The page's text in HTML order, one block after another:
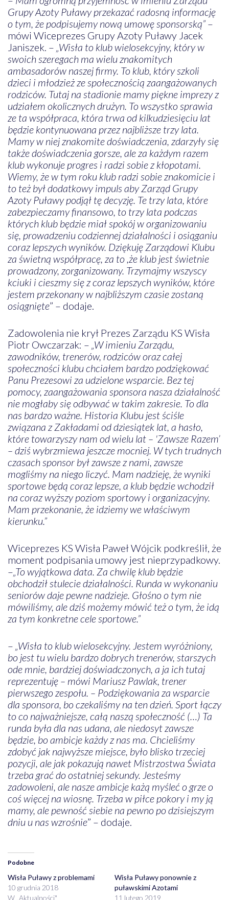
Grupy Azoty Puławy przekazać radosną informację
o tym, że podpisujemy nową umowę sponsorską”–
mówi Wiceprezes Grupy Azoty Puławy Jacek
Janiszek. – „Wisła to klub wielosekcyjny, który w
swoich szeregach ma wielu znakomitych
ambasadorów naszej firmy. To klub, który szkoli
dzieci i młodzież ze społecznością zaangażowanych
rodziców. Tutaj na stadionie mamy piękne imprezy z
udziałem okolicznych drużyn. To wszystko sprawia
ze ta współpraca, która trwa od kilkudziesięciu lat
będzie kontynuowana przez najbliższe trzy lata.
Mamy w niej znakomite doświadczenia, zdarzyły się
także doświadczenia gorsze, ale za każdym razem
klub wykonuje progres i radzi sobie z kłopotami.
Wiemy, że w tym roku klub radzi sobie znakomicie i
to też był dodatkowy impuls aby Zarząd Grupy
Azoty Puławy podjął tę decyzję. Te trzy lata, które
zabezpieczamy finansowo, to trzy lata podczas
których klub będzie miał spokój w organizowaniu
się, prowadzeniu codziennej działalności i osiąganiu
coraz lepszych wyników. Dziękuję Zarządowi Klubu
za świetną współpracę, za to ,że klub jest świetnie
prowadzony, zorganizowany. Trzymajmy wszyscy
kciuki i cieszmy się z coraz lepszych wyników, które
jestem przekonany w najbliższym czasie zostaną
osiągnięte” – dodaje.
Zadowolenia nie krył Prezes Zarządu KS Wisła
Piotr Owczarzak: – „W imieniu Zarządu,
zawodników, trenerów, rodziców oraz całej
społeczności klubu chciałem bardzo podziękować
Panu Prezesowi za udzielone wsparcie. Bez tej
pomocy, zaangażowania sponsora nasza działalność
nie mogłaby się odbywać w takim zakresie. To dla
nas bardzo ważne. Historia Klubu jest ściśle
związana z Zakładami od dziesiątek lat, a hasło,
które towarzyszy nam od wielu lat – 'Zawsze Razem’
– dziś wybrzmiewa jeszcze mocniej. W tych trudnych
czasach sponsor był zawsze z nami, zawsze
mogliśmy na niego liczyć. Mam nadzieję, że wyniki
sportowe będą coraz lepsze, a klub będzie wchodził
na coraz wyższy poziom sportowy i organizacyjny.
Mam przekonanie, że idziemy we właściwym
kierunku.”
Wiceprezes KS Wisła Paweł Wójcik podkreślił, że
moment podpisania umowy jest nieprzypadkowy.
–„To wyjątkowa data. Za chwilę klub będzie
obchodził stulecie działalności. Runda w wykonaniu
seniorów daje pewne nadzieje. Głośno o tym nie
mówiliśmy, ale dziś możemy mówić też o tym, że idą
za tym konkretne cele sportowe.”
– „Wisła to klub wielosekcyjny. Jestem wyróżniony,
bo jest tu wielu bardzo dobrych trenerów, starszych
ode mnie, bardziej doświadczonych, a ja ich tutaj
reprezentuję – mówi Mariusz Pawlak, trener
pierwszego zespołu. – Podziękowania za wsparcie
dla sponsora, bo czekaliśmy na ten dzień. Sport łączy
to co najważniejsze, całą naszą społeczność (…) Ta
runda była dla nas udana, ale niedosyt zawsze
będzie, bo ambicje każdy z nas ma. Chcieliśmy
zdobyć jak najwyższe miejsce, było blisko trzeciej
pozycji, ale jak pokazują nawet Mistrzostwa Świata
trzeba grać do ostatniej sekundy. Jesteśmy
zadowoleni, ale nasze ambicje każą myśleć o grze o
coś więcej na wiosnę. Trzeba w piłce pokory i my ją
mamy, ale pewność siebie na pewno po dzisiejszym
dniu u nas wzrośnie” – dodaje.
Podobne
Wisła Puławy z problemami
10 grudnia 2018
W „Aktualności"
Wisła Puławy ponownie z
puławskimi Azotami
11 lutego 2019